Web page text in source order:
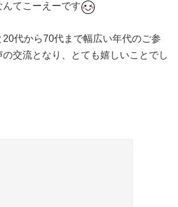
んてこーえーです
代から70代まで幅広い年代のご参
交流となり、とても嬉しいことでし